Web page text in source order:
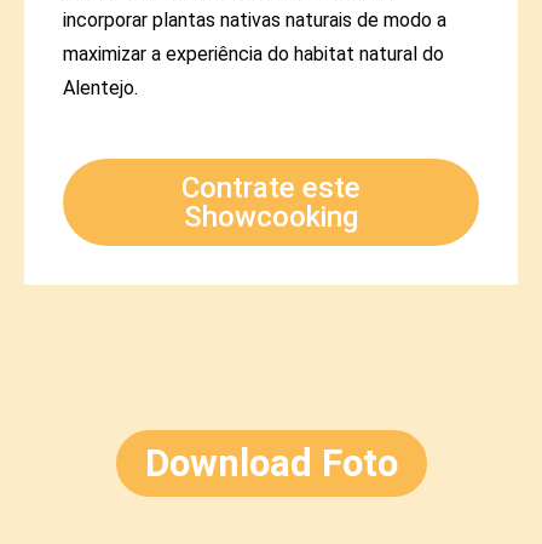
incorporar plantas nativas naturais de modo a
maximizar a experiência do habitat natural do
Alentejo.
Contrate este
Showcooking
Download Foto